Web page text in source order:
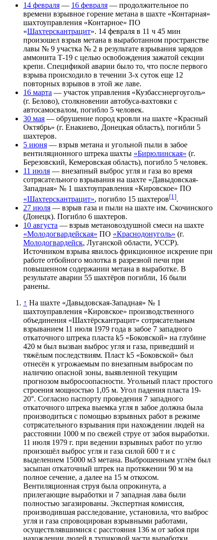
14 февраля — 16 февраля — продолжительное по
времени взрывное горение метана в шахте «Контарная»
шахтоуправления «Контарное» ПО
«Шахтерскантрацит». 14 февраля в 11 ч 45 мин
произошел взрыв метана в выработанном пространстве
лавы № 9 участка № 2 в результате взрывания зарядов
аммонита Т-19 с целью освобождения зажатой секции
крепи. Спецификой аварии было то, что после первого
взрыва происходило в течении 3-х суток еще 12
повторных взрывов в этой же лаве.
16 марта — участок управления «Кузбассэнергоуголь»
(г. Белово), столкновении автобуса-вахтовки с
автосамосвалом, погибло 5 человек.
30 мая — обрушение пород кровли на шахте «Красный
Октябрь» (г. Енакиево, Донецкая область), погибли 5
шахтеров.
5 июня — взрыв метана и угольной пыли в забое
вентиляционного штрека шахты «Бирюлинская» (г.
Березовский, Кемеровская область), погибло 5 человек.
11 июля — внезапный выброс угля и газа во время
сотрясательного взрывания на шахте «Давыдовская-
Западная» № 1 шахтоуправления «Кировское» ПО
«Шахтерскантрацит», погибло 15 шахтеров[1].
27 июля — взрыв газа и пыли на шахте им. Скочинского
(Донецк). Погибло 6 шахтеров.
10 августа — взрыв метановоздушной смеси на шахте
«Молодогвардейская» ПО «Краснодонуголь» (г.
Молодогвардейск, Луганской области, УССР).
Источником взрыва явилось фрикционное искрение при
работе отбойного молотка в разрезной печи при
повышенном содержании метана в выработке. В
результате аварии 55 шахтёров погибли, 16 были
ранены.
↑ На шахте «Давыдовская-Западная» № 1
шахтоуправления «Кировское» производственного
объединения «Шахтёрскантрацит» сотрясательным
взрыванием 11 июля 1979 года в забое 7 западного
откаточного штрека пласта k5 «Боковской» на глубине
420 м был вызван выброс угля и газа, приведший и
тяжёлым последствиям. Пласт k5 «Боковской» был
отнесён к угрожаемым по внезапным выбросам по
наличию опасной зоны, выявленной текущим
прогнозом выбросоопасности. Угольный пласт простого
строения мощностью 1,05 м. Угол падения пласта 19-
20°. Согласно паспорту проведения 7 западного
откаточного штрека выемка угля в забое должна была
производиться с помощью взрывных работ в режиме
сотрясательного взрывания при нахождении людей на
расстоянии 1000 м по свежей струе от забоя выработки.
11 июля 1979 г. при ведении взрывных работ по углю
произошёл выброс угля и газа силой 600 т и с
выделением 15000 м3 метана. Выброшенным углём был
засыпан откаточный штрек на протяжении 90 м на
полное сечение, а далее на 15 м откосом.
Вентиляционная струя была опрокинута, а
прилегающие выработки и 7 западная лава были
полностью загазированы. Экспертная комиссия,
производившая расследование, установила, что выброс
угля и газа спровоцирован взрывными работами,
осуществлявшимися с расстояния 136 м от забоя при
нахождении людей в тупиковой части выработки.